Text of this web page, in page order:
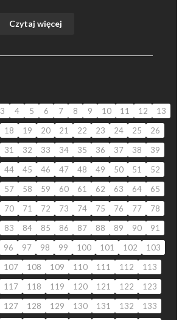
Czytaj więcej
3 4 5 6 7 8 9 10 11 12
13
18 19 20 21 22 23 24 25
26
31 32 33 34 35 36 37 38
39
44 45 46 47 48 49 50 51
52
57 58 59 60 61 62 63 64
65
70 71 72 73 74 75 76 77
78
83 84 85 86 87 88 89 90
91
96 97 98 99 100 101 102
103
107 108 109 110 111 112
113
117 118 119 120 121 122
123
127 128 129 130 131 132
133